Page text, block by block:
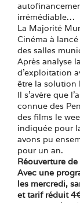
irrémédiable…
La Majorité
Cinéma à
des salles
Après analyse
d’exploitation
être la solution
Il s’avère que
connue des
des films le
indiquée pour
avons pu
pour un an.
Réouverture
Avec une
les mercredi,
et tarif réduit